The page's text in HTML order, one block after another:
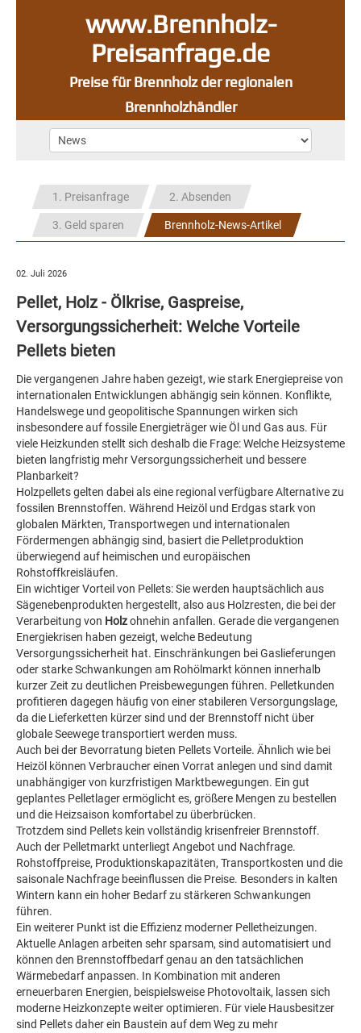
www.Brennholz-
Preisanfrage.de
Preise für Brennholz der regionalen
Brennholzhändler
1. Preisanfrage 2. Absenden
3. Geld sparen Brennholz-News-Artikel
02. Juli 2026
Pellet, Holz - Ölkrise, Gaspreise,
Versorgungssicherheit: Welche Vorteile
Pellets bieten
Die vergangenen Jahre haben gezeigt, wie stark Energiepreise von
internationalen Entwicklungen abhängig sein können. Konflikte,
Handelswege und geopolitische Spannungen wirken sich
insbesondere auf fossile Energieträger wie Öl und Gas aus. Für
viele Heizkunden stellt sich deshalb die Frage: Welche Heizsysteme
bieten langfristig mehr Versorgungssicherheit und bessere
Planbarkeit?
Holzpellets gelten dabei als eine regional verfügbare Alternative zu
fossilen Brennstoffen. Während Heizöl und Erdgas stark von
globalen Märkten, Transportwegen und internationalen
Fördermengen abhängig sind, basiert die Pelletproduktion
überwiegend auf heimischen und europäischen
Rohstoffkreisläufen.
Ein wichtiger Vorteil von Pellets: Sie werden hauptsächlich aus
Sägenebenprodukten hergestellt, also aus Holzresten, die bei der
Verarbeitung von Holzohnehin anfallen. Gerade die vergangenen
Energiekrisen haben gezeigt, welche Bedeutung
Versorgungssicherheit hat. Einschränkungen bei Gaslieferungen
oder starke Schwankungen am Rohölmarkt können innerhalb
kurzer Zeit zu deutlichen Preisbewegungen führen. Pelletkunden
profitieren dagegen häufig von einer stabileren Versorgungslage,
da die Lieferketten kürzer sind und der Brennstoff nicht über
globale Seewege transportiert werden muss.
Auch bei der Bevorratung bieten Pellets Vorteile. Ähnlich wie bei
Heizöl können Verbraucher einen Vorrat anlegen und sind damit
unabhängiger von kurzfristigen Marktbewegungen. Ein gut
geplantes Pelletlager ermöglicht es, größere Mengen zu bestellen
und die Heizsaison komfortabel zu überbrücken.
Trotzdem sind Pellets kein vollständig krisenfreier Brennstoff.
Auch der Pelletmarkt unterliegt Angebot und Nachfrage.
Rohstoffpreise, Produktionskapazitäten, Transportkosten und die
saisonale Nachfrage beeinflussen die Preise. Besonders in kalten
Wintern kann ein hoher Bedarf zu stärkeren Schwankungen
führen.
Ein weiterer Punkt ist die Effizienz moderner Pelletheizungen.
Aktuelle Anlagen arbeiten sehr sparsam, sind automatisiert und
können den Brennstoffbedarf genau an den tatsächlichen
Wärmebedarf anpassen. In Kombination mit anderen
erneuerbaren Energien, beispielsweise Photovoltaik, lassen sich
moderne Heizkonzepte weiter optimieren. Für viele Hausbesitzer
sind Pellets daher ein Baustein auf dem Weg zu mehr